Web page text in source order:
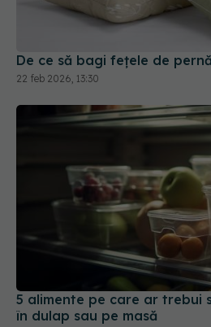
De ce să bagi fețele de
22 feb 2026, 13:30
5 alimente pe care ar trebui
în dulap sau pe masă